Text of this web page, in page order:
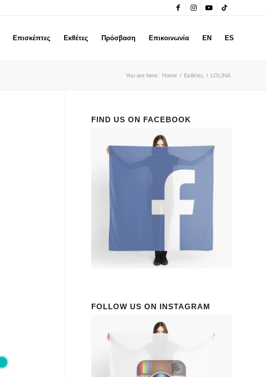
Επισκέπτες Εκθέτες Πρόσβαση Επικοινωνία EN ES
You are here: Home / Εκθέτες / LOLINA
FIND US ON FACEBOOK
FOLLOW US ON INSTAGRAM